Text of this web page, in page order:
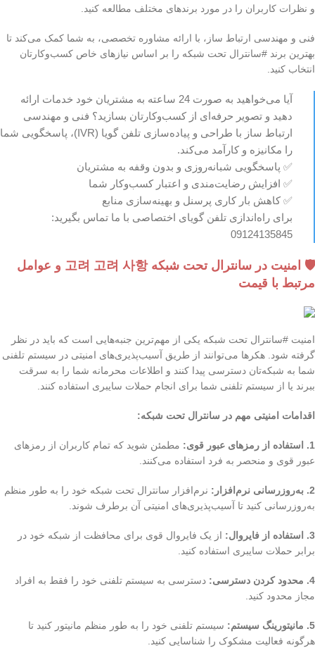
و نظرات کاربران را در مورد برندهای مختلف مطالعه کنید.
فنی و مهندسی ارتباط ساز، با ارائه مشاوره تخصصی، به شما کمک می‌کند تا
بهترین برند #سانترال تحت شبکه را بر اساس نیازهای خاص کسب‌وکارتان
انتخاب کنید.
آیا می‌خواهید به صورت 24 ساعته به مشتریان خود خدمات ارائه
دهید و تصویر حرفه‌ای از کسب‌وکارتان بسازید؟ فنی و مهندسی
ارتباط ساز با طراحی و پیاده‌سازی تلفن گویا (IVR)، پاسخگویی شما
را مکانیزه و کارآمد می‌کند.
✅ پاسخگویی شبانه‌روزی و بدون وقفه به مشتریان
✅ افزایش رضایت‌مندی و اعتبار کسب‌وکار شما
✅ کاهش بار کاری پرسنل و بهینه‌سازی منابع
برای راه‌اندازی تلفن گویای اختصاصی با ما تماس بگیرید:
09124135845
🛡️ امنیت در سانترال تحت شبکه 고려 고려 사항 و عوامل
مرتبط با قیمت
امنیت #سانترال تحت شبکه یکی از مهم‌ترین جنبه‌هایی است که باید در نظر
گرفته شود. هکرها می‌توانند از طریق آسیب‌پذیری‌های امنیتی در سیستم تلفنی
شما به شبکه‌تان دسترسی پیدا کنند و اطلاعات محرمانه شما را به سرقت
ببرند یا از سیستم تلفنی شما برای انجام حملات سایبری استفاده کنند.
اقدامات امنیتی مهم در سانترال تحت شبکه:
1. استفاده از رمزهای عبور قوی:
مطمئن شوید که تمام کاربران از رمزهای
عبور قوی و منحصر به فرد استفاده می‌کنند.
2. به‌روزرسانی نرم‌افزار:
نرم‌افزار سانترال تحت شبکه خود را به طور منظم
به‌روزرسانی کنید تا آسیب‌پذیری‌های امنیتی آن برطرف شوند.
3. استفاده از فایروال:
از یک فایروال قوی برای محافظت از شبکه خود در
برابر حملات سایبری استفاده کنید.
4. محدود کردن دسترسی:
دسترسی به سیستم تلفنی خود را فقط به افراد
مجاز محدود کنید.
5. مانیتورینگ سیستم:
سیستم تلفنی خود را به طور منظم مانیتور کنید تا
هرگونه فعالیت مشکوک را شناسایی کنید.